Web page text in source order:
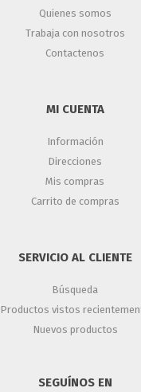
Quienes somos
Trabaja con nosotros
Contactenos
MI CUENTA
Información
Direcciones
Mis compras
Carrito de compras
SERVICIO AL CLIENTE
Búsqueda
Productos vistos
Nuevos productos
SEGUÍNOS EN